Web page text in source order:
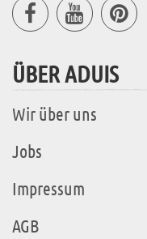
ÜBER ADUIS
Wir über uns
Jobs
Impressum
AGB